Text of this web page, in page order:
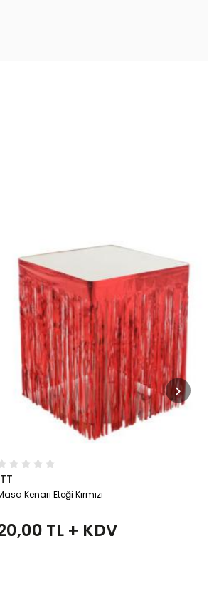
TÜKENDİ
Metalize Masa Eteği
TL + KDV